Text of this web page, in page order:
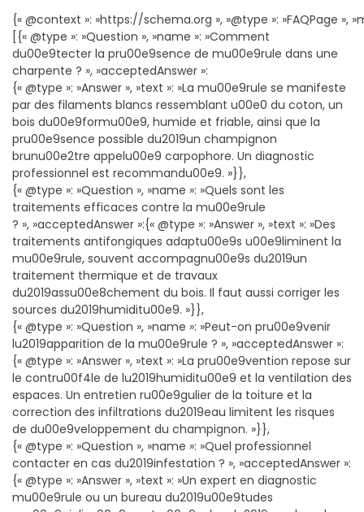
{« @context »: »https://schema.org », »@type »: »FAQPage »,
[{« @type »: »Question », »name »: »Comment
du00e9tecter la pru00e9sence de mu00e9rule dans une
charpente ? », »acceptedAnswer »:
{« @type »: »Answer », »text »: »La mu00e9rule se manifeste
par des filaments blancs ressemblant u00e0 du coton, un
bois du00e9formu00e9, humide et friable, ainsi que la
pru00e9sence possible du2019un champignon
brunu00e2tre appelu00e9 carpophore. Un diagnostic
professionnel est recommandu00e9. »}},
{« @type »: »Question », »name »: »Quels sont les
traitements efficaces contre la mu00e9rule
? », »acceptedAnswer »:{« @type »: »Answer », »text »: »Des
traitements antifongiques adaptu00e9s u00e9liminent la
mu00e9rule, souvent accompagnu00e9s du2019un
traitement thermique et de travaux
du2019assu00e8chement du bois. Il faut aussi corriger les
sources du2019humiditu00e9. »}},
{« @type »: »Question », »name »: »Peut-on pru00e9venir
lu2019apparition de la mu00e9rule ? », »acceptedAnswer »:
{« @type »: »Answer », »text »: »La pru00e9vention repose sur
le contru00f4le de lu2019humiditu00e9 et la ventilation des
espaces. Un entretien ru00e9gulier de la toiture et la
correction des infiltrations du2019eau limitent les risques
de du00e9veloppement du champignon. »}},
{« @type »: »Question », »name »: »Quel professionnel
contacter en cas du2019infestation ? », »acceptedAnswer »:
{« @type »: »Answer », »text »: »Un expert en diagnostic
mu00e9rule ou un bureau du2019u00e9tudes